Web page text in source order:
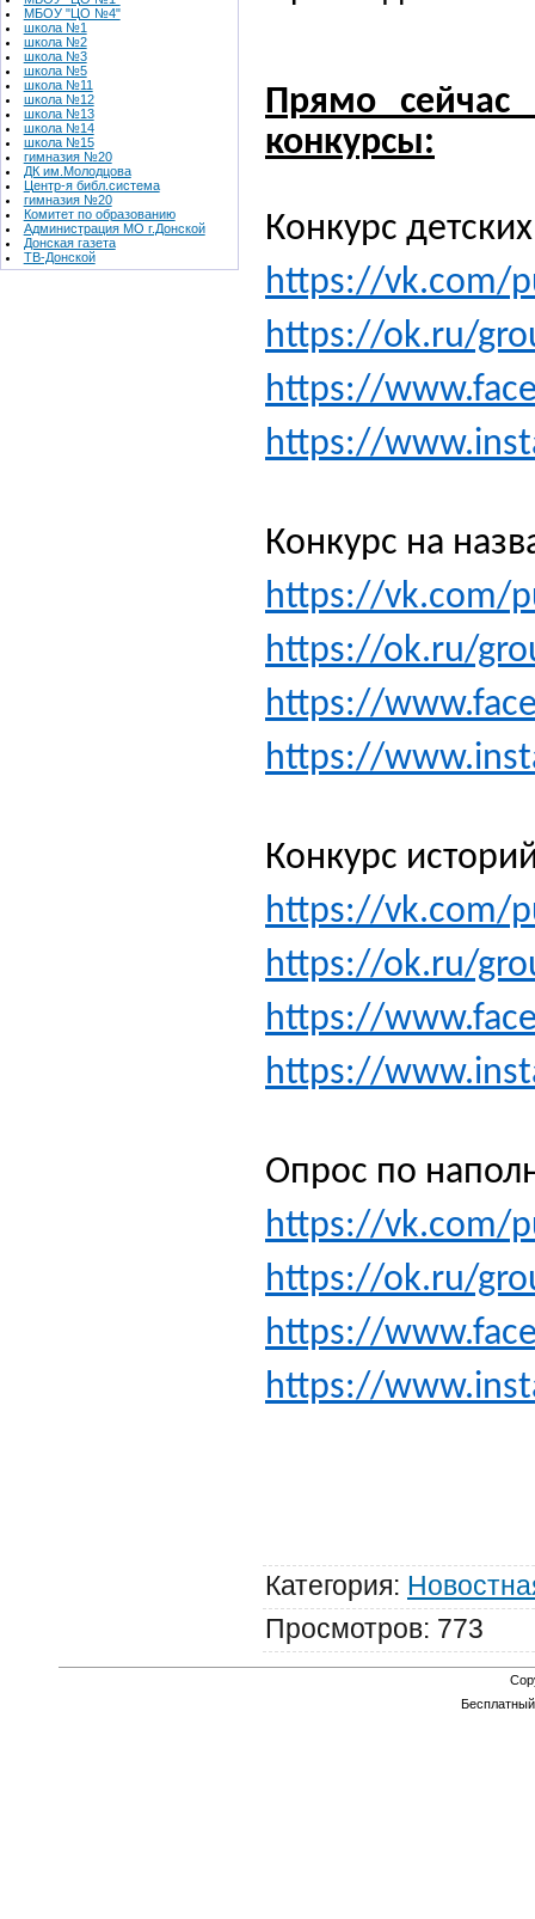
МБОУ "ЦО №4"
школа №1
школа №2
школа №3
школа №5
школа №11
школа №12
школа №13
школа №14
школа №15
гимназия №20
ДК им.Молодцова
Центр-я библ.система
гимназия №20
Комитет по образованию
Администрация МО г.Донской
Донская газета
ТВ-Донской
Прямо сейчас
конкурсы:
Конкурс
https://vk.com/
https://ok.ru/
https://
https://
Конкурс на
https://vk.com/
https://ok.ru/
https://
https://
Конкурс
https://vk.com/
https://ok.ru/
https://
https://
Опрос по
https://vk.com/
https://ok.ru/
https://
https://
Категория:
Просмотров: 773